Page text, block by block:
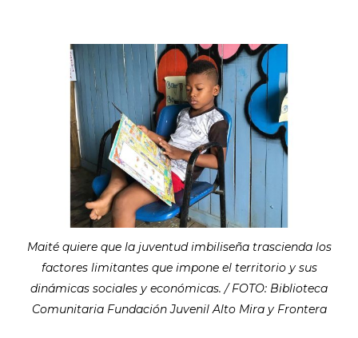
Maité quiere que la juventud imbiliseña trascienda los
factores limitantes que impone el territorio y sus
dinámicas sociales y económicas. / FOTO: Biblioteca
Comunitaria Fundación Juvenil Alto Mira y Frontera